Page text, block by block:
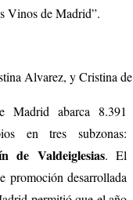
Vinos de Madrid”.
Alvarez, y Cristina
Madrid abarca 8.391
en tres subzonas:
de Valdeiglesias. El
promoción desarrollada